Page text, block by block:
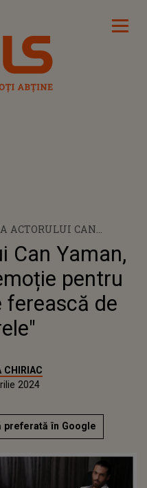
ACTORULUI CAN
MESAJ PLIN DE
PENTRU FIUL SĂU: "SĂ
DE CELE RELE"
Can Yaman,
pentru
ferească de
CHIRIAC
2024
preferată în Google